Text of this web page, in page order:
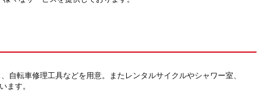
転車修理工具などを用意。またレンタルサイクルやシャワー室、
ます。